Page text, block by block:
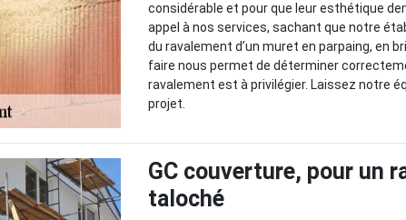
considérable et pour que leur esthétique
appel à nos services, sachant que notre
du ravalement d’un muret en parpaing, en
faire nous permet de déterminer
ravalement est à privilégier. Laissez notre
projet.
GC couverture, pour un
taloché